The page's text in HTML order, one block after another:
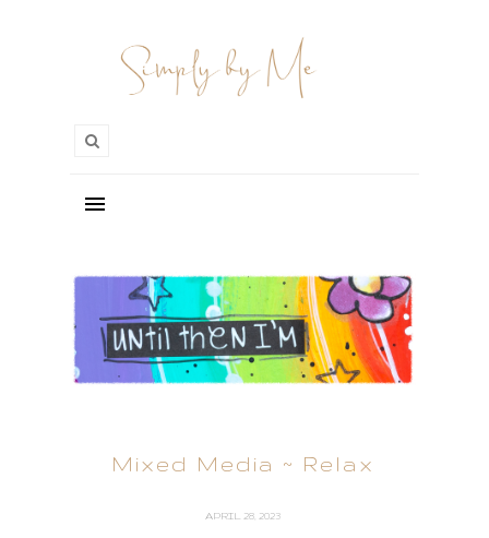
Mixed Media ~ Relax
APRIL 28, 2023